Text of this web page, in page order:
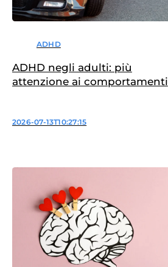
ADHD
ADHD negli adulti: più
attenzione ai comportamenti
2026-07-13T10:27:15